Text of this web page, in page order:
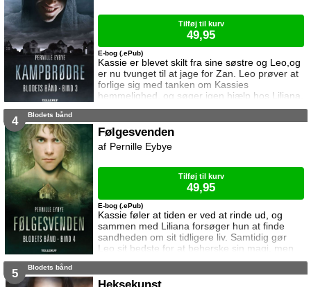
Kassie er blevet skilt fra sine søstre og Leo,og
er nu tvunget til at jage for Zan. Leo prøver at
forlige sig med tanken om Kassies
hemmelighed, og søger igen hjælp hos Liliana.
Imens kæmper Viking for overlevelse i Archers
serien Blodets Bånd – en serie om kærlighed,
mystik og mørke kræfter.
E-bog (.ePub)
Tilføj til kurv
49,95
4 Blodets bånd
Følgesvenden
Kassie føler at tiden er ved at rinde ud, og
sammen med Liliana forsøger hun at finde
sandheden om sit tidligere liv. Samtidig gør
Leo sit bedste for at beherske sin magi, men
han har foruroligende drømme og tager en
Viking stadig for at holde sig i live, og han
E-bog (.ePub)
Pernille Eybye
Tilføj til kurv
49,95
5 Blodets bånd